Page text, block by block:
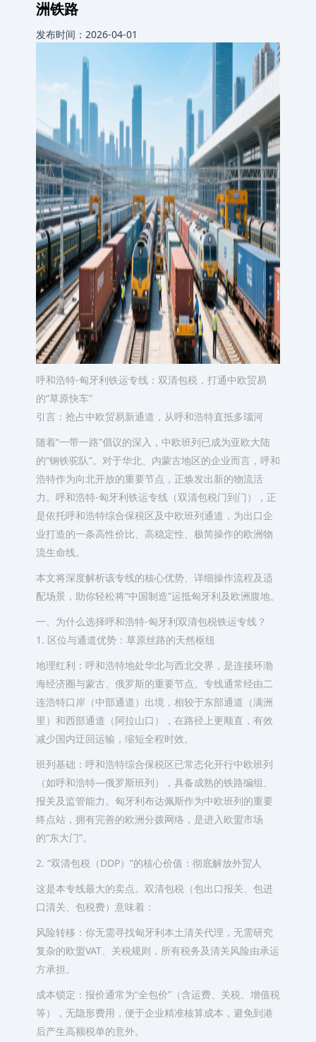
洲铁路
发布时间：2026-04-01
呼和浩特-匈牙利铁运专线：双清包税，打通中欧贸易
的“草原快车”
引言：抢占中欧贸易新通道，从呼和浩特直抵多瑙河
随着“一带一路”倡议的深入，中欧班列已成为亚欧大陆
的“钢铁驼队”。对于华北、内蒙古地区的企业而言，呼和
浩特作为向北开放的重要节点，正焕发出新的物流活
力。呼和浩特-匈牙利铁运专线（双清包税门到门），正
是依托呼和浩特综合保税区及中欧班列通道，为出口企
业打造的一条高性价比、高稳定性、极简操作的欧洲物
流生命线。
本文将深度解析该专线的核心优势、详细操作流程及适
配场景，助你轻松将“中国制造”运抵匈牙利及欧洲腹地。
一、为什么选择呼和浩特-匈牙利双清包税铁运专线？
1. 区位与通道优势：草原丝路的天然枢纽
地理红利：呼和浩特地处华北与西北交界，是连接环渤
海经济圈与蒙古、俄罗斯的重要节点。专线通常经由二
连浩特口岸（中部通道）出境，相较于东部通道（满洲
里）和西部通道（阿拉山口），在路径上更顺直，有效
减少国内迂回运输，缩短全程时效。
班列基础：呼和浩特综合保税区已常态化开行中欧班列
（如呼和浩特—俄罗斯班列），具备成熟的铁路编组、
报关及监管能力。匈牙利布达佩斯作为中欧班列的重要
终点站，拥有完善的欧洲分拨网络，是进入欧盟市场
的“东大门”。
2. “双清包税（DDP）”的核心价值：彻底解放外贸人
这是本专线最大的卖点。双清包税（包出口报关、包进
口清关、包税费）意味着：
风险转移：你无需寻找匈牙利本土清关代理，无需研究
复杂的欧盟VAT、关税规则，所有税务及清关风险由承运
方承担。
成本锁定：报价通常为“全包价”（含运费、关税、增值税
等），无隐形费用，便于企业精准核算成本，避免到港
后产生高额税单的意外。